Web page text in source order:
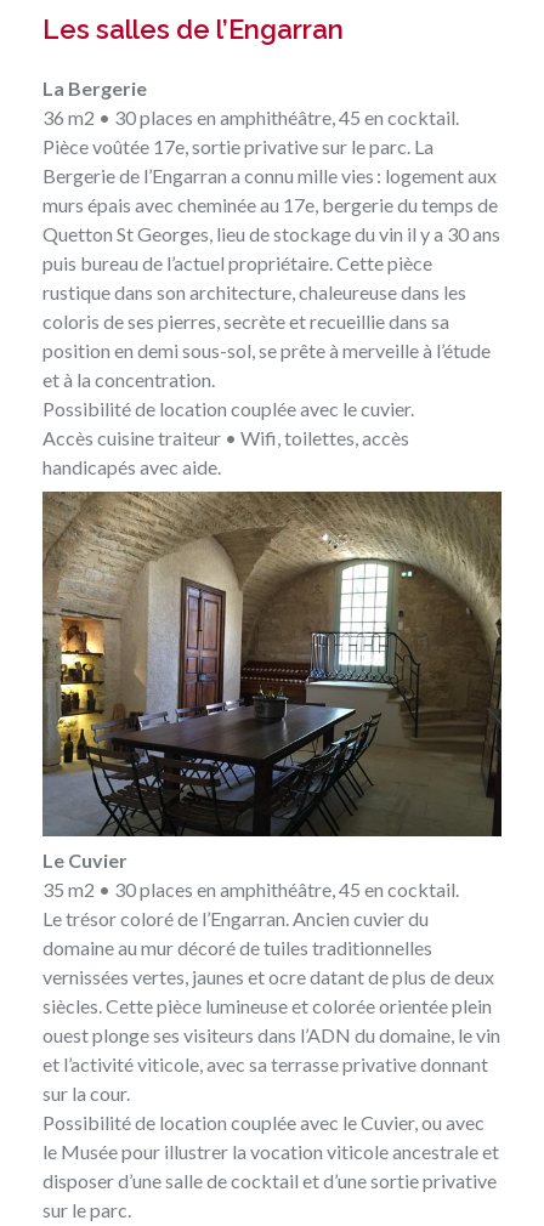
Les salles de l’Engarran
La Bergerie
36 m2 • 30 places en amphithéâtre, 45 en cocktail.
Pièce voûtée 17e, sortie privative sur le parc. La
Bergerie de l’Engarran a connu mille vies : logement aux
murs épais avec cheminée au 17e, bergerie du temps de
Quetton St Georges, lieu de stockage du vin il y a 30 ans
puis bureau de l’actuel propriétaire. Cette pièce
rustique dans son architecture, chaleureuse dans les
coloris de ses pierres, secrète et recueillie dans sa
position en demi sous-sol, se prête à merveille à l’étude
et à la concentration.
Possibilité de location couplée avec le cuvier.
Accès cuisine traiteur • Wifi, toilettes, accès
handicapés avec aide.
Le Cuvier
35 m2 • 30 places en amphithéâtre, 45 en cocktail.
Le trésor coloré de l’Engarran. Ancien cuvier du
domaine au mur décoré de tuiles traditionnelles
vernissées vertes, jaunes et ocre datant de plus de deux
siècles. Cette pièce lumineuse et colorée orientée plein
ouest plonge ses visiteurs dans l’ADN du domaine, le vin
et l’activité viticole, avec sa terrasse privative donnant
sur la cour.
Possibilité de location couplée avec le Cuvier, ou avec
le Musée pour illustrer la vocation viticole ancestrale et
disposer d’une salle de cocktail et d’une sortie privative
sur le parc.